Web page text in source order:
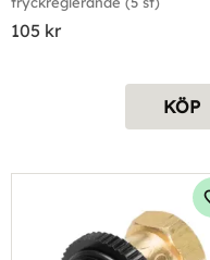
ST)
105 kr
KÖP